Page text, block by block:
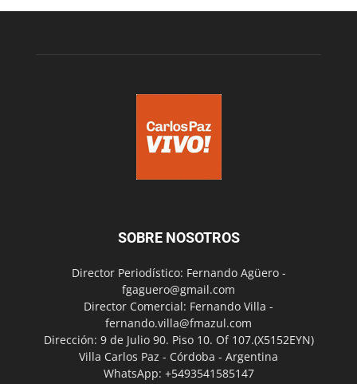
SOBRE NOSOTROS
Director Periodístico: Fernando Agüero -
fgaguero@gmail.com
Director Comercial: Fernando Villa -
fernando.villa@fmazul.com
Dirección: 9 de Julio 90. Piso 10. Of 107.(X5152EYN)
Villa Carlos Paz - Córdoba - Argentina
WhatsApp: +5493541585147